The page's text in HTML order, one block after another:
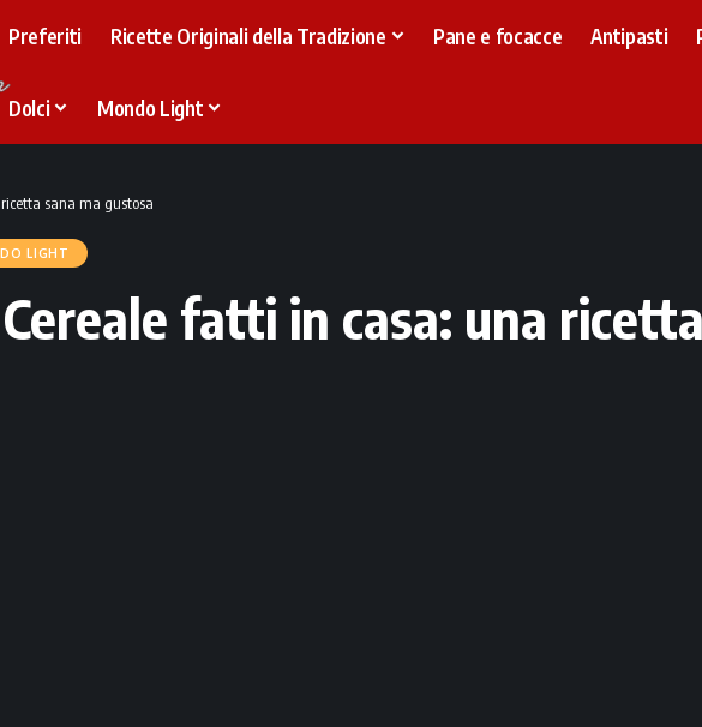
Preferiti Ricette Originali della Tradizione Pane e focacce Antipasti
Dolci Mondo Light
sana ma gustosa
LIGHT
fatti in casa: una